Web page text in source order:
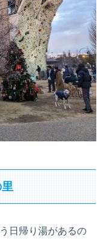
日帰り湯があるの